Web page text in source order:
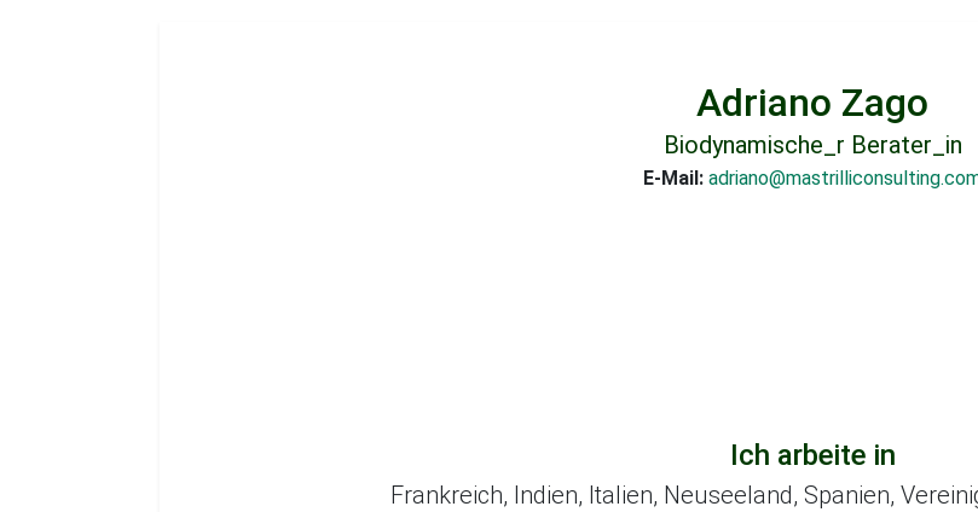
Adriano Zago
Biodynamische_r Berater_in
E-Mail:
Ich arbeite in
Frankreich, Indien, Italien, Neuseeland, Spanien,